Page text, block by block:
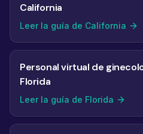
California
Leer la guía de California
Personal virtual de
Florida
Leer la guía de Florida